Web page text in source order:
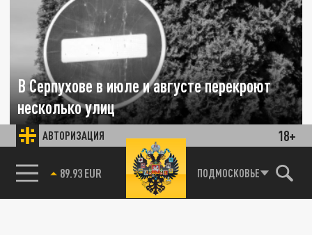
АВТОРИЗАЦИЯ 18+
85.64 BRENT ПОДМОСКОВЬЕ
В Серпухове в июле и августе перекроют
несколько улиц
16 ИЮЛЯ 14:45
Ограничения связаны с проведением
Крестных ходов.